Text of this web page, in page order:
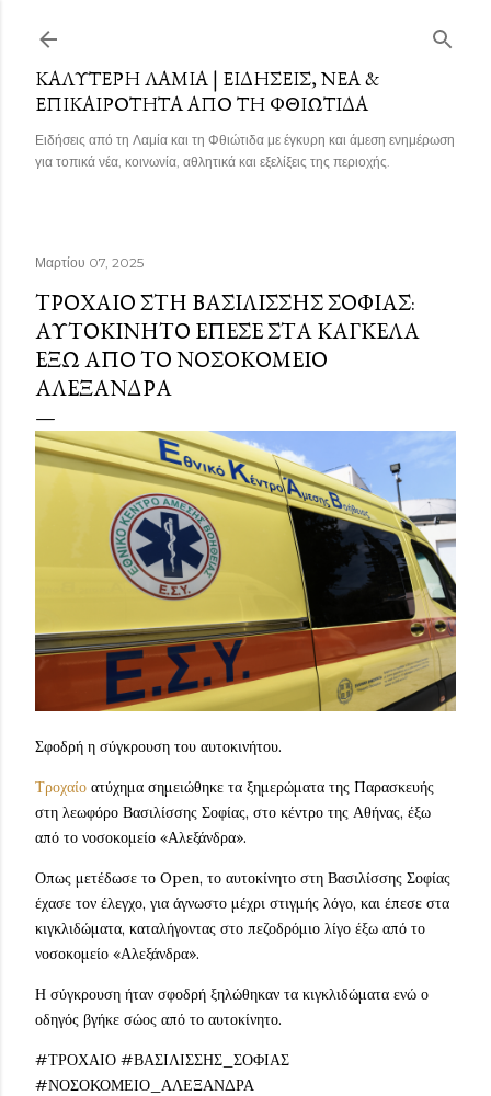
ΚΑΛΎΤΕΡΗ ΛΑΜΊΑ | ΕΙΔΉΣΕΙΣ, ΝΈΑ &
ΕΠΙΚΑΙΡΌΤΗΤΑ ΑΠΌ ΤΗ ΦΘΙΏΤΙΔΑ
Ειδήσεις από τη Λαμία και τη Φθιώτιδα με έγκυρη και άμεση ενημέρωση
για τοπικά νέα, κοινωνία, αθλητικά και εξελίξεις της περιοχής.
Μαρτίου 07, 2025
ΤΡΟΧΑΊΟ ΣΤΗ ΒΑΣΙΛΊΣΣΗΣ ΣΟΦΊΑΣ:
ΑΥΤΟΚΊΝΗΤΟ ΈΠΕΣΕ ΣΤΑ ΚΆΓΚΕΛΑ
ΈΞΩ ΑΠΌ ΤΟ ΝΟΣΟΚΟΜΕΊΟ
ΑΛΕΞΆΝΔΡΑ
Σφοδρή η σύγκρουση του αυτοκινήτου.
Τροχαίο ατύχημα σημειώθηκε τα ξημερώματα της Παρασκευής
στη λεωφόρο Βασιλίσσης Σοφίας, στο κέντρο της Αθήνας, έξω
από το νοσοκομείο «Αλεξάνδρα».
Οπως μετέδωσε το Open, το αυτοκίνητο στη Βασιλίσσης Σοφίας
έχασε τον έλεγχο, για άγνωστο μέχρι στιγμής λόγο, και έπεσε στα
κιγκλιδώματα, καταλήγοντας στο πεζοδρόμιο λίγο έξω από το
νοσοκομείο «Αλεξάνδρα».
Η σύγκρουση ήταν σφοδρή ξηλώθηκαν τα κιγκλιδώματα ενώ ο
οδηγός βγήκε σώος από το αυτοκίνητο.
#ΤΡΟΧΑΙΟ #ΒΑΣΙΛΙΣΣΗΣ_ΣΟΦΙΑΣ
#ΝΟΣΟΚΟΜΕΙΟ_ΑΛΕΞΑΝΔΡΑ